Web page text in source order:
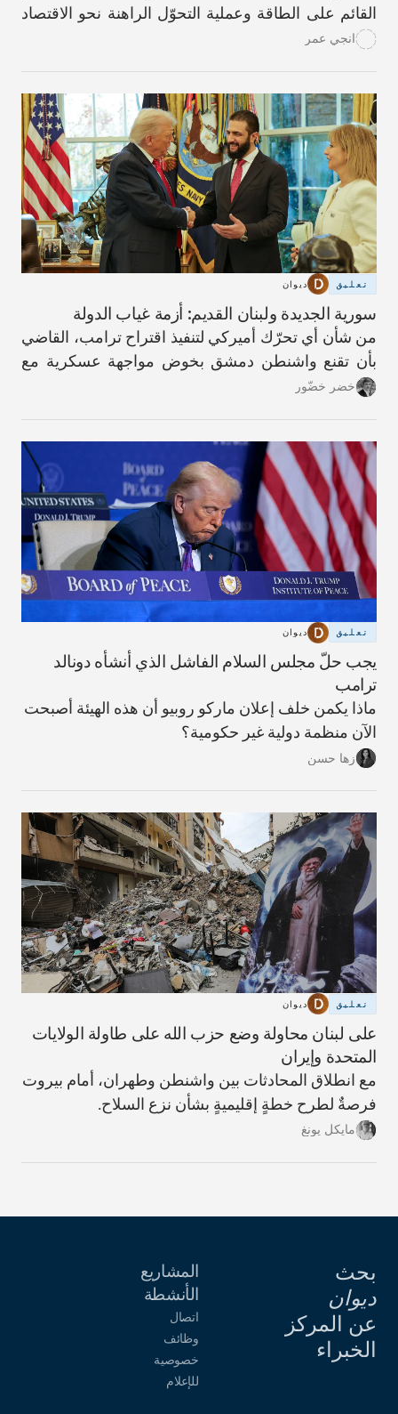
القائم على الطاقة وعملية التحوّل الراهنة نحو الاقتصاد
الأخضر.انجي عمر
تعليق ديوان
سورية الجديدة ولبنان القديم: أزمة غياب الدولة
من شأن أي تحرّك أميركي لتنفيذ اقتراح ترامب، القاضي
بأن تقنع واشنطن دمشق بخوض مواجهة عسكرية مع
حزب الله، أن يؤدّي إلى عواقب كارثية.
خضر خضّور
تعليق ديوان
يجب حلّ مجلس السلام الفاشل الذي أنشأه دونالد
ترامب
ماذا يكمن خلف إعلان ماركو روبيو أن هذه الهيئة أصبحت
الآن منظمة دولية غير حكومية؟
زها حسن
تعليق ديوان
على لبنان محاولة وضع حزب الله على طاولة الولايات
المتحدة وإيران
مع انطلاق المحادثات بين واشنطن وطهران، أمام بيروت
فرصةٌ لطرح خطةٍ إقليميةٍ بشأن نزع السلاح.
مايكل يونغ
بحث
ديوان
عن المركز
الخبراء
المشاريع
الأنشطة
اتصال
وظائف
خصوصية
للإعلام